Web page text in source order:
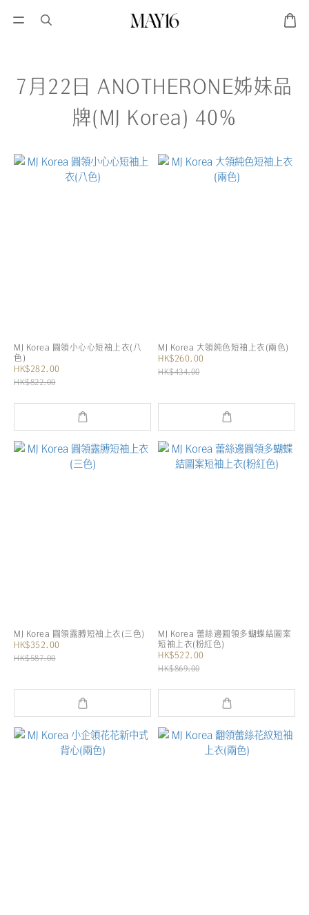
7月22日 ANOTHERONE姊妹品
牌(MJ Korea) 40%
MJ Korea 圓領小心心短袖上衣(八
色)
HK$282.00
HK$822.00
MJ Korea 大領純色短袖上衣(兩色)
HK$260.00
HK$434.00
MJ Korea 圓領露膊短袖上衣(三色)
HK$352.00
HK$587.00
MJ Korea 蕾絲邊圓領多蝴蝶結圖案
短袖上衣(粉紅色)
HK$522.00
HK$869.00